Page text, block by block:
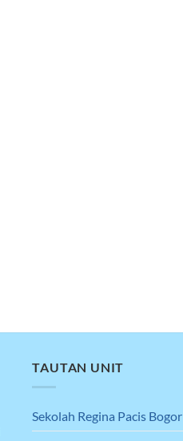
TAUTAN UNIT
Sekolah Regina Pacis Bogor